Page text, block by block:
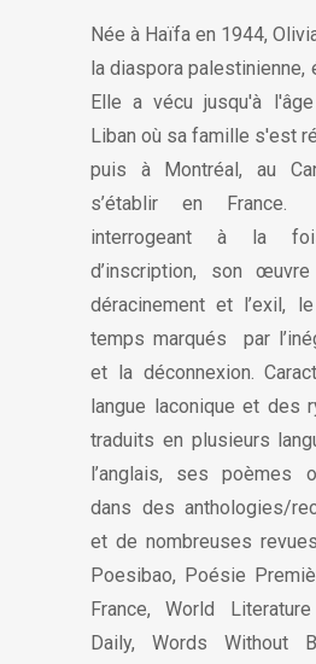
Née à Haïfa en 1944,
la diaspora palestinienne,
Elle a vécu jusqu'à
Liban où sa famille s'est
puis à Montréal, au
s’établir en France.
interrogeant à la
d’inscription, son œuvre
déracinement et l’exil,
temps marqués
par
et la déconnexion.
langue laconique et des
traduits en plusieurs
l’anglais, ses poèmes
dans des anthologies/
et de nombreuses
Poesibao, Poésie
France, World
Daily, Words Without